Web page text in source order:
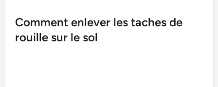
Comment enlever les taches de
rouille sur le sol